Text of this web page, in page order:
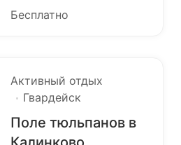
Бесплатно
Активный отдых
Гвардейск
Поле тюльпанов в